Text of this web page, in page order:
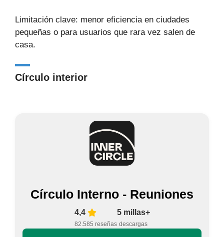
Limitación clave: menor eficiencia en ciudades
pequeñas o para usuarios que rara vez salen de
casa.
Círculo interior
Círculo Interno - Reuniones
4,4
82.585 reseñas
5 millas+
descargas